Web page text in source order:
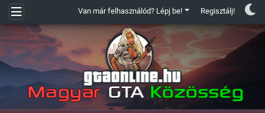
Van már felhasználód? Lépj be! Regisztálj!